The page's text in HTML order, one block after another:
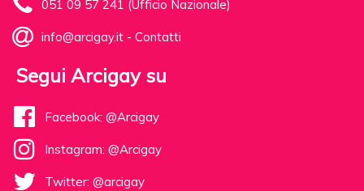
051 09 57 241 (Ufficio Nazionale)
info@arcigay.it - Contatti
Segui Arcigay su
Facebook: @Arcigay
Instagram: @Arcigay
Twitter: @arcigay